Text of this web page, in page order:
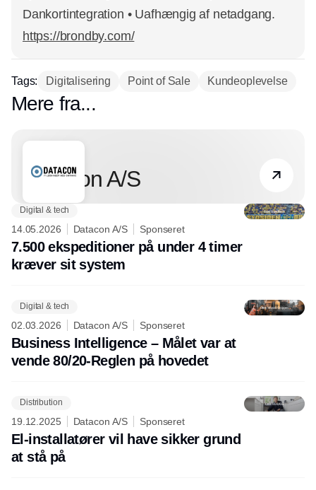
Dankortintegration • Uafhængig af netadgang.
https://brondby.com/
Tags: Digitalisering Point of Sale Kundeoplevelse
Mere fra...
Datacon A/S
Digital & tech
14.05.2026 Datacon A/S Sponseret
7.500 ekspeditioner på under 4 timer
kræver sit system
Digital & tech
02.03.2026 Datacon A/S Sponseret
Business Intelligence – Målet var at
vende 80/20-Reglen på hovedet
Distribution
19.12.2025 Datacon A/S Sponseret
El-installatører vil have sikker grund
at stå på